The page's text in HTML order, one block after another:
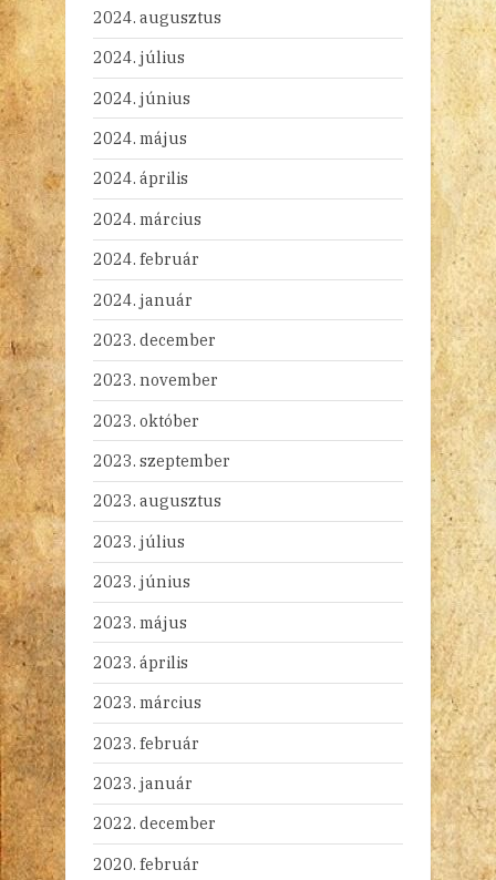
2024. augusztus
2024. július
2024. június
2024. május
2024. április
2024. március
2024. február
2024. január
2023. december
2023. november
2023. október
2023. szeptember
2023. augusztus
2023. július
2023. június
2023. május
2023. április
2023. március
2023. február
2023. január
2022. december
2020. február